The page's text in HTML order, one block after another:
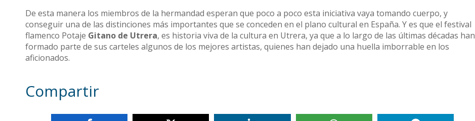
De esta manera los miembros de la hermandad esperan que poco a poco esta iniciativa vaya tomando cuerpo, y
conseguir una de las distinciones más importantes que se conceden en el plano cultural en España. Y es que el festival
flamenco Potaje Gitano de Utrera, es historia viva de la cultura en Utrera, ya que a lo largo de las últimas décadas han
formado parte de sus carteles algunos de los mejores artistas, quienes han dejado una huella imborrable en los
aficionados.
Compartir